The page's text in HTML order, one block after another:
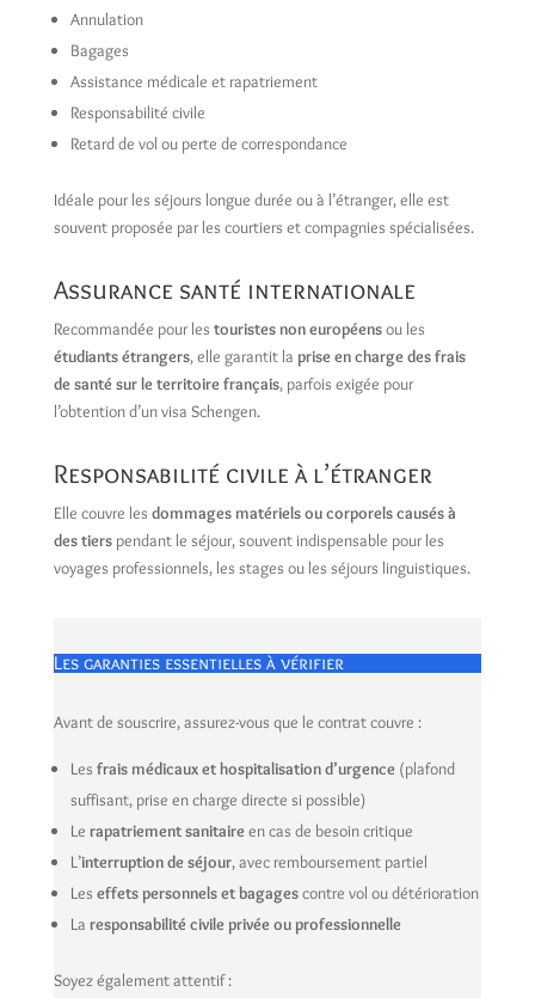
Annulation
Bagages
Assistance médicale et rapatriement
Responsabilité civile
Retard de vol ou perte de correspondance
Idéale pour les séjours longue durée ou à l’étranger, elle est
souvent proposée par les courtiers et compagnies spécialisées.
Assurance santé internationale
Recommandée pour les touristes non européensou les
étudiants étrangers, elle garantit la prise en charge des frais
de santé sur le territoire français, parfois exigée pour
l’obtention d’un visa Schengen.
Responsabilité civile à l’étranger
Elle couvre les dommages matériels ou corporels causés à
des tierspendant le séjour, souvent indispensable pour les
voyages professionnels, les stages ou les séjours linguistiques.
Les garanties essentielles à vérifier
Avant de souscrire, assurez-vous que le contrat couvre :
Les frais médicaux et hospitalisation d’urgence(plafond
suffisant, prise en charge directe si possible)
Le rapatriement sanitaireen cas de besoin critique
L’interruption de séjour, avec remboursement partiel
Les effets personnels et bagagescontre vol ou détérioration
La responsabilité civile privée ou professionnelle
Soyez également attentif :